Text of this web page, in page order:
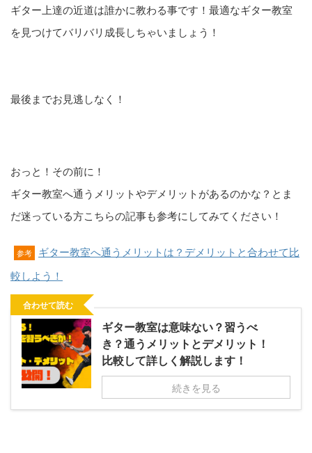
ギター上達の近道は誰かに教わる事です！最適なギター教室
を見つけてバリバリ成長しちゃいましょう！
最後までお見逃しなく！
おっと！その前に！
ギター教室へ通うメリットやデメリットがあるのかな？とま
だ迷っている方こちらの記事も参考にしてみてください！
参考
ギター教室へ通うメリットは？デメリットと合わせて比
較しよう！
合わせて読む
ギター教室は意味ない？習うべ
き？通うメリットとデメリット！
比較して詳しく解説します！
続きを見る